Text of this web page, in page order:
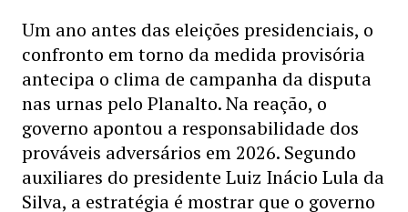
Um ano antes das eleições presidenciais, o
confronto em torno da medida provisória
antecipa o clima de campanha da disputa
nas urnas pelo Planalto. Na reação, o
governo apontou a responsabilidade dos
prováveis adversários em 2026. Segundo
auxiliares do presidente Luiz Inácio Lula da
Silva, a estratégia é mostrar que o governo